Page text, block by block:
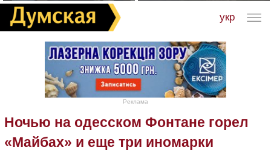
укр
Реклама
Ночью на одесском Фонтане горел
«Майбах» и еще три иномарки